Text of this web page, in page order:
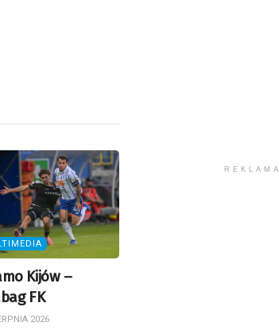
Kijów –
FK
2026
REKLAMA